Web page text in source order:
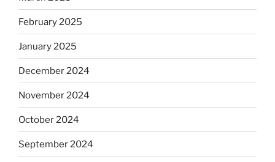
February 2025
January 2025
December 2024
November 2024
October 2024
September 2024